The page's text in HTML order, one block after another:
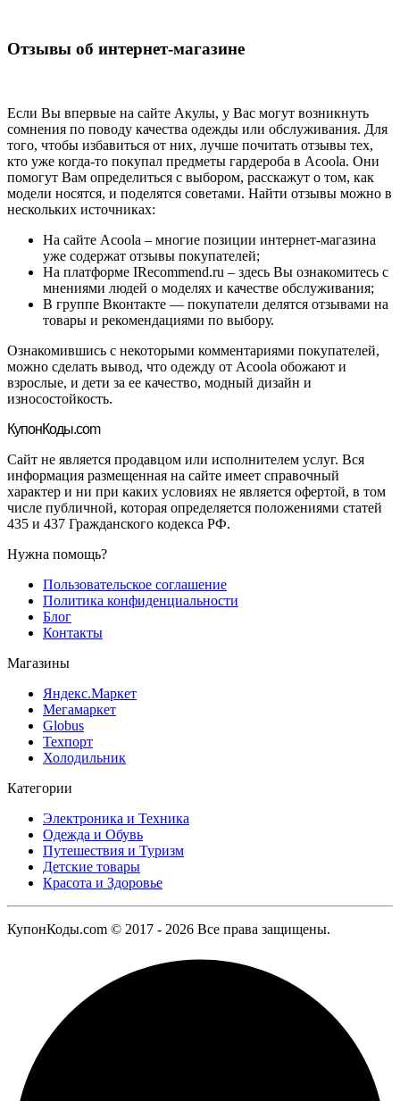
Отзывы об интернет-магазине
Если Вы впервые на сайте Акулы, у Вас могут возникнуть
сомнения по поводу качества одежды или обслуживания. Для
того, чтобы избавиться от них, лучше почитать отзывы тех,
кто уже когда-то покупал предметы гардероба в Acoola. Они
помогут Вам определиться с выбором, расскажут о том, как
модели носятся, и поделятся советами. Найти отзывы можно в
нескольких источниках:
На сайте Acoola – многие позиции интернет-магазина
уже содержат отзывы покупателей;
На платформе IRecommend.ru – здесь Вы ознакомитесь с
мнениями людей о моделях и качестве обслуживания;
В группе Вконтакте — покупатели делятся отзывами на
товары и рекомендациями по выбору.
Ознакомившись с некоторыми комментариями покупателей,
можно сделать вывод, что одежду от Acoola обожают и
взрослые, и дети за ее качество, модный дизайн и
износостойкость.
КупонКоды.com
Сайт не является продавцом или исполнителем услуг. Вся
информация размещенная на сайте имеет справочный
характер и ни при каких условиях не является офертой, в том
числе публичной, которая определяется положениями статей
435 и 437 Гражданского кодекса РФ.
Нужна помощь?
Пользовательское соглашение
Политика конфиденциальности
Блог
Контакты
Магазины
Яндекс.Маркет
Мегамаркет
Globus
Техпорт
Холодильник
Категории
Электроника и Техника
Одежда и Обувь
Путешествия и Туризм
Детские товары
Красота и Здоровье
КупонКоды.com © 2017 - 2026 Все права защищены.